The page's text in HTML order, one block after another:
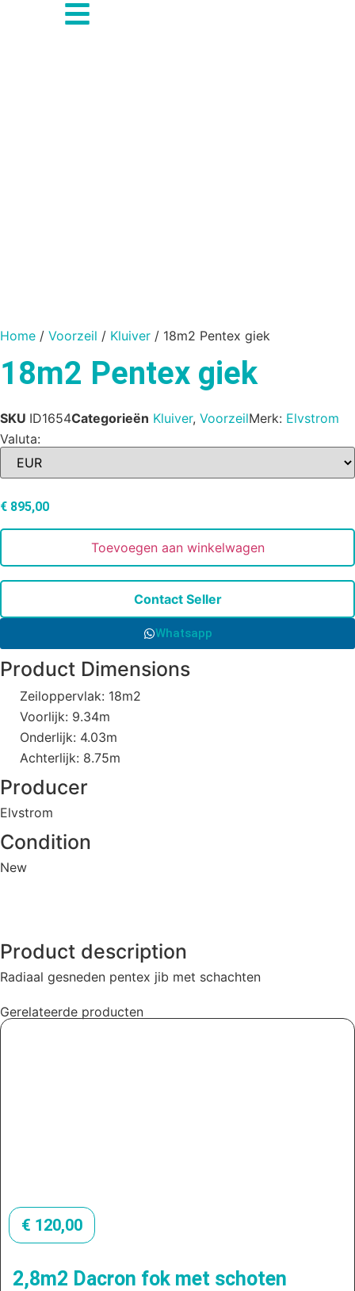
Home / Voorzeil / Kluiver / 18m2 Pentex giek
18m2 Pentex giek
SKU ID1654Categorieën Kluiver, VoorzeilMerk: Elvstrom
Valuta:
€ 895,00
Toevoegen aan winkelwagen
Contact Seller
Whatsapp
Product Dimensions
Zeiloppervlak: 18m2
Voorlijk: 9.34m
Onderlijk: 4.03m
Achterlijk: 8.75m
Producer
Elvstrom
Condition
New
Product description
Radiaal gesneden pentex jib met schachten
Gerelateerde producten
€ 120,00
2,8m2 Dacron fok met schoten